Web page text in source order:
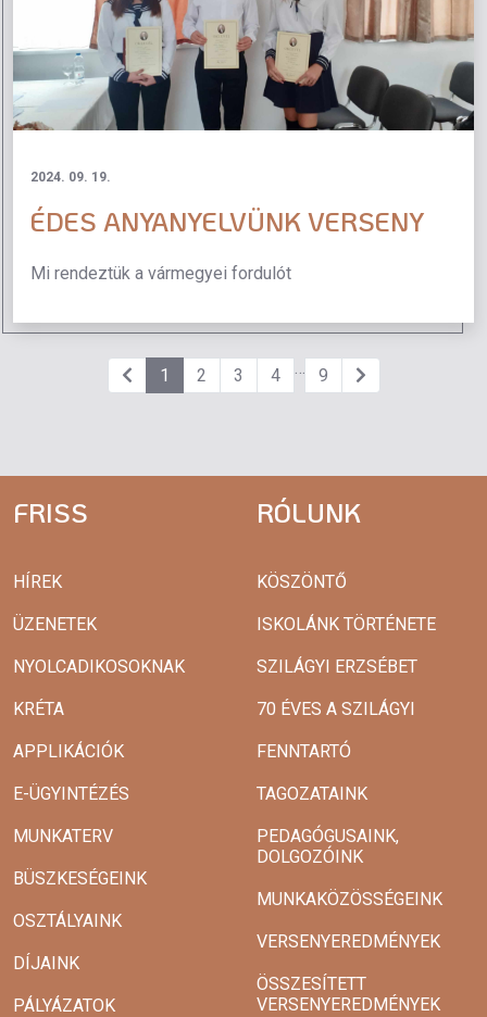
2024. 09. 19.
ÉDES ANYANYELVÜNK VERSENY
Mi rendeztük a vármegyei fordulót
1 2 3 4 … 9
FRISS
HÍREK
ÜZENETEK
NYOLCADIKOSOKNAK
KRÉTA
APPLIKÁCIÓK
E-ÜGYINTÉZÉS
MUNKATERV
BÜSZKESÉGEINK
OSZTÁLYAINK
DÍJAINK
PÁLYÁZATOK
RÓLUNK
KÖSZÖNTŐ
ISKOLÁNK TÖRTÉNETE
SZILÁGYI ERZSÉBET
70 ÉVES A SZILÁGYI
FENNTARTÓ
TAGOZATAINK
PEDAGÓGUSAINK,
DOLGOZÓINK
MUNKAKÖZÖSSÉGEINK
VERSENYEREDMÉNYEK
ÖSSZESÍTETT
VERSENYEREDMÉNYEK